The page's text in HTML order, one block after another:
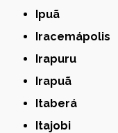
Ipuã
Iracemápolis
Irapuru
Irapuã
Itaberá
Itajobi